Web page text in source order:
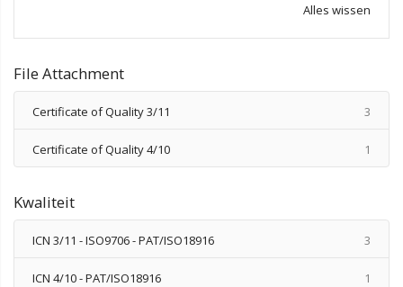
Alles wissen
File Attachment
Certificate of Quality 3/11 3
Certificate of Quality 4/10 1
Kwaliteit
ICN 3/11 - ISO9706 - PAT/ISO18916 3
ICN 4/10 - PAT/ISO18916 1